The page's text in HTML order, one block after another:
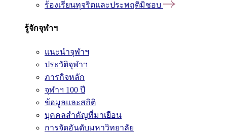
ร้องเรียนทุจริตและประพฤติมิชอบ
รู้จักจุฬาฯ
แนะนำจุฬาฯ
ประวัติจุฬาฯ
ภารกิจหลัก
จุฬาฯ 100 ปี
ข้อมูลและสถิติ
บุคคลสำคัญที่มาเยือน
การจัดอันดับมหาวิทยาลัย